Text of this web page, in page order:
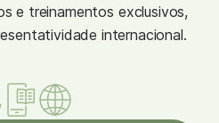
e treinamentos exclusivos,
internacional.